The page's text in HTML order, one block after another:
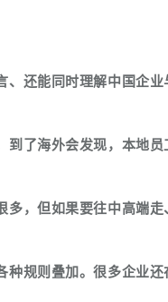
还能同时理解中国企业
了海外会发现，本地
，但如果要往中高端
种规则叠加。很多企业